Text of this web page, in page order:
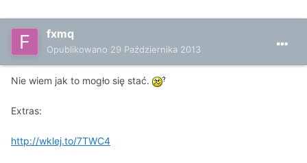
fxmq
Opublikowano 29 Października 2013
Nie wiem jak to mogło się stać.
Extras:
http://wklej.to/7TWC4